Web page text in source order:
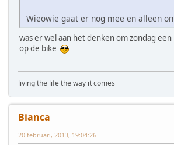
Wieowie gaat er nog mee en alleen
was er wel aan het denken om zondag
op de bike
living the life the way it comes
Bianca
20 februari, 2013, 19:04:26